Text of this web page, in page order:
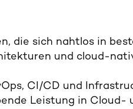
die sich nahtlos in
und cloud-
CI/CD und
Leistung in Cloud-